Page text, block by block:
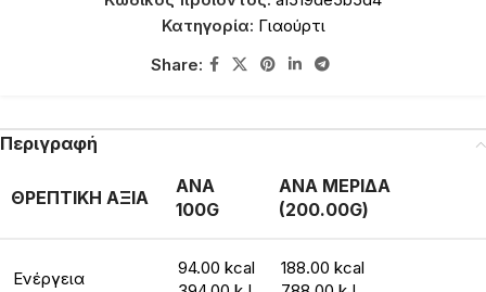
Κατηγορία: Γιαούρτι
Share:
Περιγραφή
ΘΡΕΠΤΙΚΗ ΑΞΙΑ
ΑΝΑ
100G
ΑΝΑ ΜΕΡΙΔΑ
(200.00G)
Ενέργεια
94.00 kcal
188.00 kcal